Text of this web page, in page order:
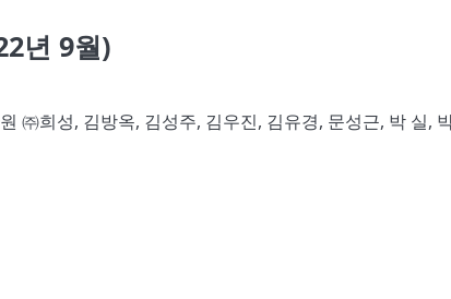
년 9월)
㈜희성, 김방옥, 김성주, 김우진, 김유경, 문성근, 박 실,